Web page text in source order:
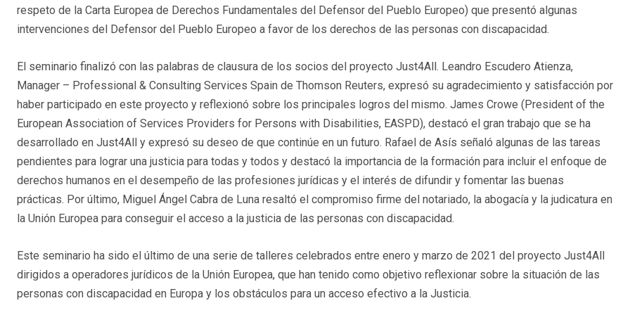
respeto de la Carta Europea de Derechos Fundamentales del Defensor del Pueblo Europeo) que presentó algunas
intervenciones del Defensor del Pueblo Europeo a favor de los derechos de las personas con discapacidad.
El seminario finalizó con las palabras de clausura de los socios del proyecto Just4All. Leandro Escudero Atienza,
Manager – Professional & Consulting Services Spain de Thomson Reuters, expresó su agradecimiento y satisfacción por
haber participado en este proyecto y reflexionó sobre los principales logros del mismo. James Crowe (President of the
European Association of Services Providers for Persons with Disabilities, EASPD), destacó el gran trabajo que se ha
desarrollado en Just4All y expresó su deseo de que continúe en un futuro. Rafael de Asís señaló algunas de las tareas
pendientes para lograr una justicia para todas y todos y destacó la importancia de la formación para incluir el enfoque de
derechos humanos en el desempeño de las profesiones jurídicas y el interés de difundir y fomentar las buenas
prácticas. Por último, Miguel Ángel Cabra de Luna resaltó el compromiso firme del notariado, la abogacía y la judicatura en
la Unión Europea para conseguir el acceso a la justicia de las personas con discapacidad.
Este seminario ha sido el último de una serie de talleres celebrados entre enero y marzo de 2021 del proyecto Just4All
dirigidos a operadores jurídicos de la Unión Europea, que han tenido como objetivo reflexionar sobre la situación de las
personas con discapacidad en Europa y los obstáculos para un acceso efectivo a la Justicia.